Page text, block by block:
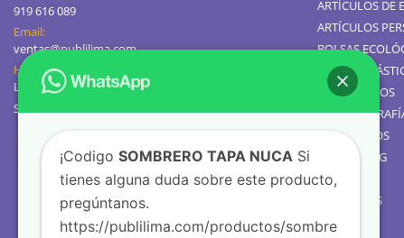
919 616 089
Email:
ventas@publilima.com
Horario de Atención:
Lunes a Viernes / 9:00 AM - 8:00 PM
Sábados de 8am a 1pm
ARTÍCULOS DE
ARTÍCULOS
BOLSAS
BOLSAS
CALENDARIOS
TOMATODOS
JARROS MUG
TEXTIL
GOLOSINAS
¡Codigo SOMBRERO TAPA NUCA Si
tienes alguna duda sobre este producto,
pregúntanos.
https://publilima.com/productos/sombre